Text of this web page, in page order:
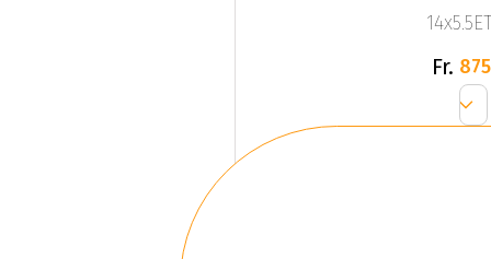
Fr.